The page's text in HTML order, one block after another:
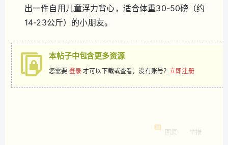
出一件自用儿童浮力背心，适合体重30-50磅（约
14-23公斤）的小朋友。
本帖子中包含更多资源
您需要 登录才可以下载或查看，没有账号？立即注册
回复 举报